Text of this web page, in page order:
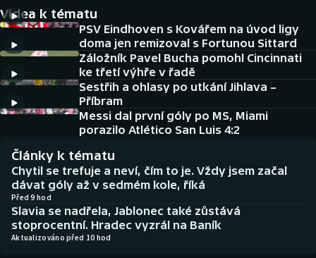
DALŠÍ SPORTY
Americký fotbal
Baseball a softbal
Basketbal
Biatlon
Boby a skeleton
NEPŘEHLÉDNĚTE
Historické návraty
Aplikace ČT sport
AZ kvíz
Videa k tématu
PSV Eindhoven s Kovářem na úvod ligy
doma jen remizoval s Fortunou Sittard
Záložník Pavel Bucha pomohl Cincinnati
ke třetí výhře v řadě
Sestřih a ohlasy po utkání Jihlava –
Příbram
Messi dal první góly po MS, Miami
porazilo Atlético San Luis 4:2
Články k tématu
Chytil se trefuje a neví, čím to je. Vždy jsem začal
dávat góly až v sedmém kole, říká
Před 9 hod
Slavia se nadřela, Jablonec také zůstává
stoprocentní. Hradec vyzrál na Baník
Aktualizováno před 10 hod